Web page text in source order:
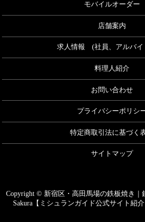
モバイルオーダー
店舗案内
求人情報 (社員、アルバイ
料理人紹介
お問い合わせ
プライバシーポリシ
特定商取引法に基づく
サイトマップ
Copyright © 新宿区・高田馬場の鉄板焼き｜
Sakura【ミシュランガイド公式サイト紹介